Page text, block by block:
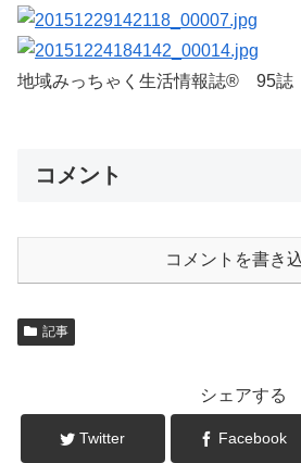
地域みっちゃく生活情報誌® 95
コメント
コメントを書き
記事
シェアする
Twitter Facebook